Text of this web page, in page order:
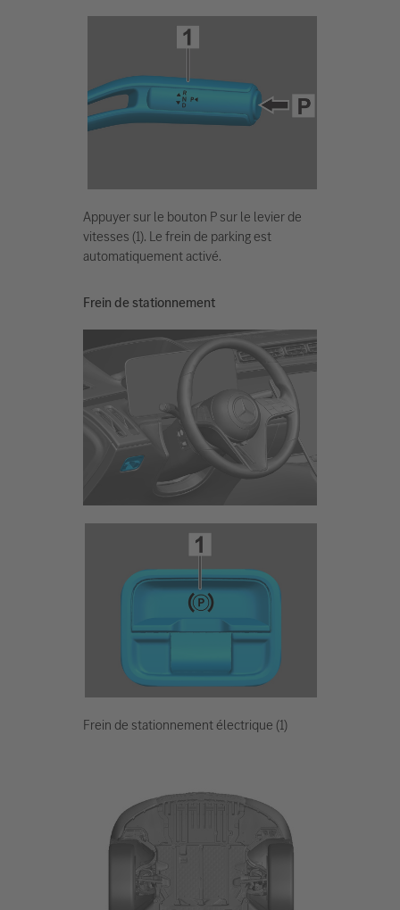
Appuyer sur le bouton P sur le levier de
vitesses (1). Le frein de parking est
automatiquement activé.
Frein de stationnement
Frein de stationnement électrique (1)